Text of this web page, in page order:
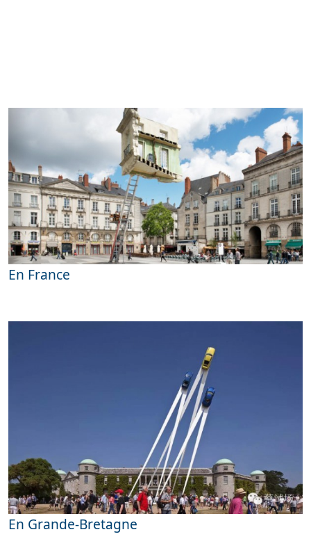
En France
En Grande-Bretagne